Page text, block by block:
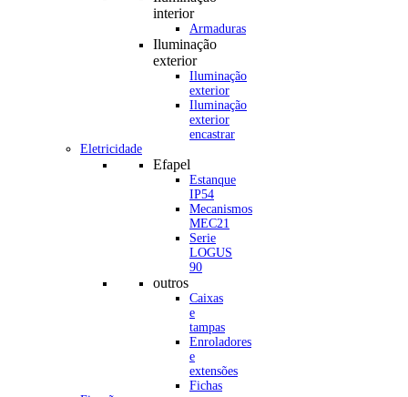
interior
Armaduras
Iluminação
exterior
Iluminação
exterior
Iluminação
exterior
encastrar
Eletricidade
Efapel
Estanque
IP54
Mecanismos
MEC21
Serie
LOGUS
90
outros
Caixas
e
tampas
Enroladores
e
extensões
Fichas